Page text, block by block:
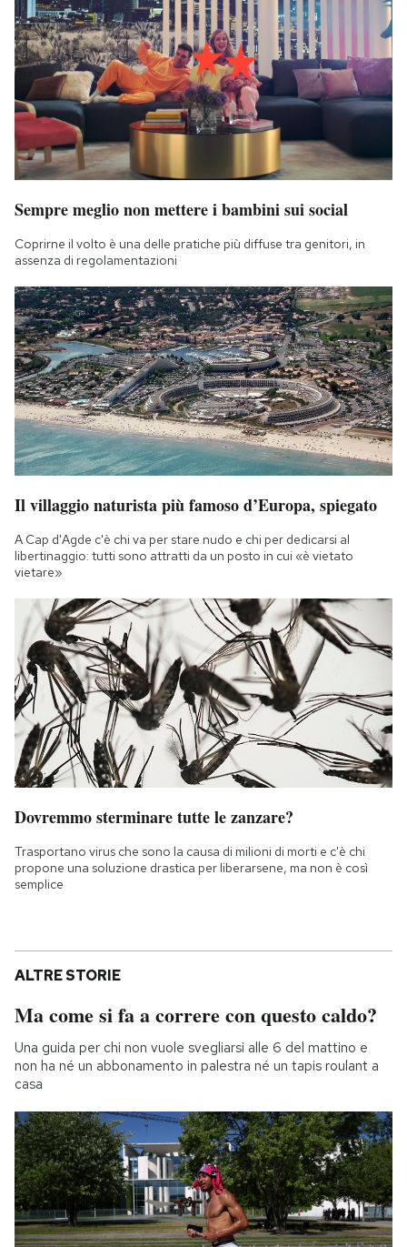
Sempre meglio non mettere i bambini sui social
Coprirne il volto è una delle pratiche più diffuse tra genitori, in
assenza di regolamentazioni
Il villaggio naturista più famoso d’Europa, spiegato
A Cap d'Agde c'è chi va per stare nudo e chi per dedicarsi al
libertinaggio: tutti sono attratti da un posto in cui «è vietato
vietare»
Dovremmo sterminare tutte le zanzare?
Trasportano virus che sono la causa di milioni di morti e c'è chi
propone una soluzione drastica per liberarsene, ma non è così
semplice
ALTRE STORIE
Ma come si fa a correre con questo caldo?
Una guida per chi non vuole svegliarsi alle 6 del mattino e
non ha né un abbonamento in palestra né un tapis roulant a
casa